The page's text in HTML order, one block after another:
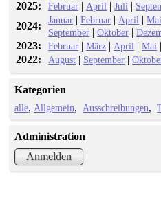
2025: Februar | April |Juli |
2024: Januar |Februar | April |Mai
September |Oktober |
2023: Februar |März | April |Mai
2022: August | September |
Kategorien
alle Allgemein Ausschreibungen
Administration
Anmelden